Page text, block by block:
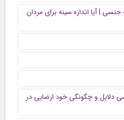
| آیا اندازه سینه برای مردان
دلایل و چگونگی خود ارضایی در